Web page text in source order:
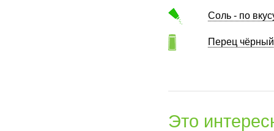
Соль - по
Перец чёрный
Это